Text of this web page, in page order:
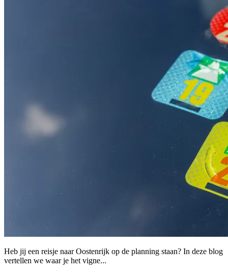
Heb jij een reisje naar Oostenrijk op de planning staan? In deze blog
vertellen we waar je het vigne...